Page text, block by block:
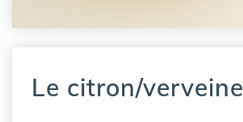
Le citron/verveine